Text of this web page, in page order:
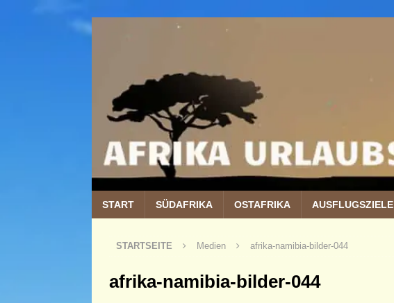
START SÜDAFRIKA OSTAFRIKA AUSFLUGSZIELE
STARTSEITE Medien afrika-namibia-bilder-044
afrika-namibia-bilder-044